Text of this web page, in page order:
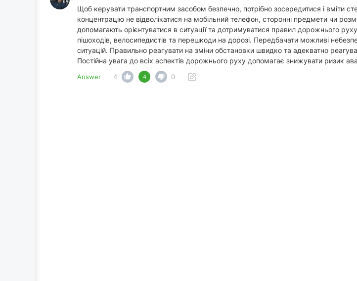
Щоб керувати транспортним засобом безпечно, потрібно зосередитися і вміти
концентрацію не відволікатися на мобільний телефон, сторонні предмети чи
допомагають орієнтуватися в ситуації та дотримуватися правил дорожнього
пішоходів, велосипедистів та перешкоди на дорозі. Передбачати можливі
ситуацій. Правильно реагувати на зміни обстановки швидко та адекватно
Постійна увага до всіх аспектів дорожнього руху допомагає знижувати ризик
Answer 4 4 0